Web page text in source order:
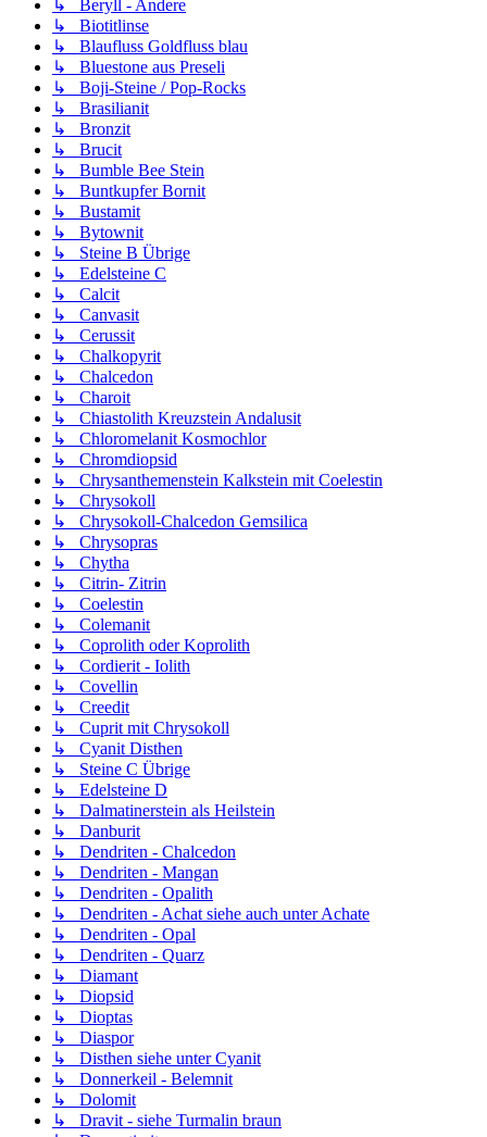
↳ Beryll - Andere
↳ Biotitlinse
↳ Blaufluss Goldfluss blau
↳ Bluestone aus Preseli
↳ Boji-Steine / Pop-Rocks
↳ Brasilianit
↳ Bronzit
↳ Brucit
↳ Bumble Bee Stein
↳ Buntkupfer Bornit
↳ Bustamit
↳ Bytownit
↳ Steine B Übrige
↳ Edelsteine C
↳ Calcit
↳ Canvasit
↳ Cerussit
↳ Chalkopyrit
↳ Chalcedon
↳ Charoit
↳ Chiastolith Kreuzstein Andalusit
↳ Chloromelanit Kosmochlor
↳ Chromdiopsid
↳ Chrysanthemenstein Kalkstein mit Coelestin
↳ Chrysokoll
↳ Chrysokoll-Chalcedon Gemsilica
↳ Chrysopras
↳ Chytha
↳ Citrin- Zitrin
↳ Coelestin
↳ Colemanit
↳ Coprolith oder Koprolith
↳ Cordierit - Iolith
↳ Covellin
↳ Creedit
↳ Cuprit mit Chrysokoll
↳ Cyanit Disthen
↳ Steine C Übrige
↳ Edelsteine D
↳ Dalmatinerstein als Heilstein
↳ Danburit
↳ Dendriten - Chalcedon
↳ Dendriten - Mangan
↳ Dendriten - Opalith
↳ Dendriten - Achat siehe auch unter Achate
↳ Dendriten - Opal
↳ Dendriten - Quarz
↳ Diamant
↳ Diopsid
↳ Dioptas
↳ Diaspor
↳ Disthen siehe unter Cyanit
↳ Donnerkeil - Belemnit
↳ Dolomit
↳ Dravit - siehe Turmalin braun